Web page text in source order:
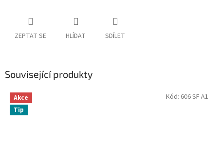
ZEPTAT SE HLÍDAT SDÍLET
Související produkty
Akce
Tip
Kód: 606 SF A1